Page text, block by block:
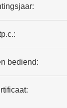
bediend: